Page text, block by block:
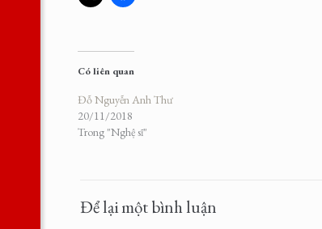
Có liên quan
Đỗ Nguyễn Anh Thư
20/11/2018
Trong "Nghệ sĩ"
Để lại một bình luận